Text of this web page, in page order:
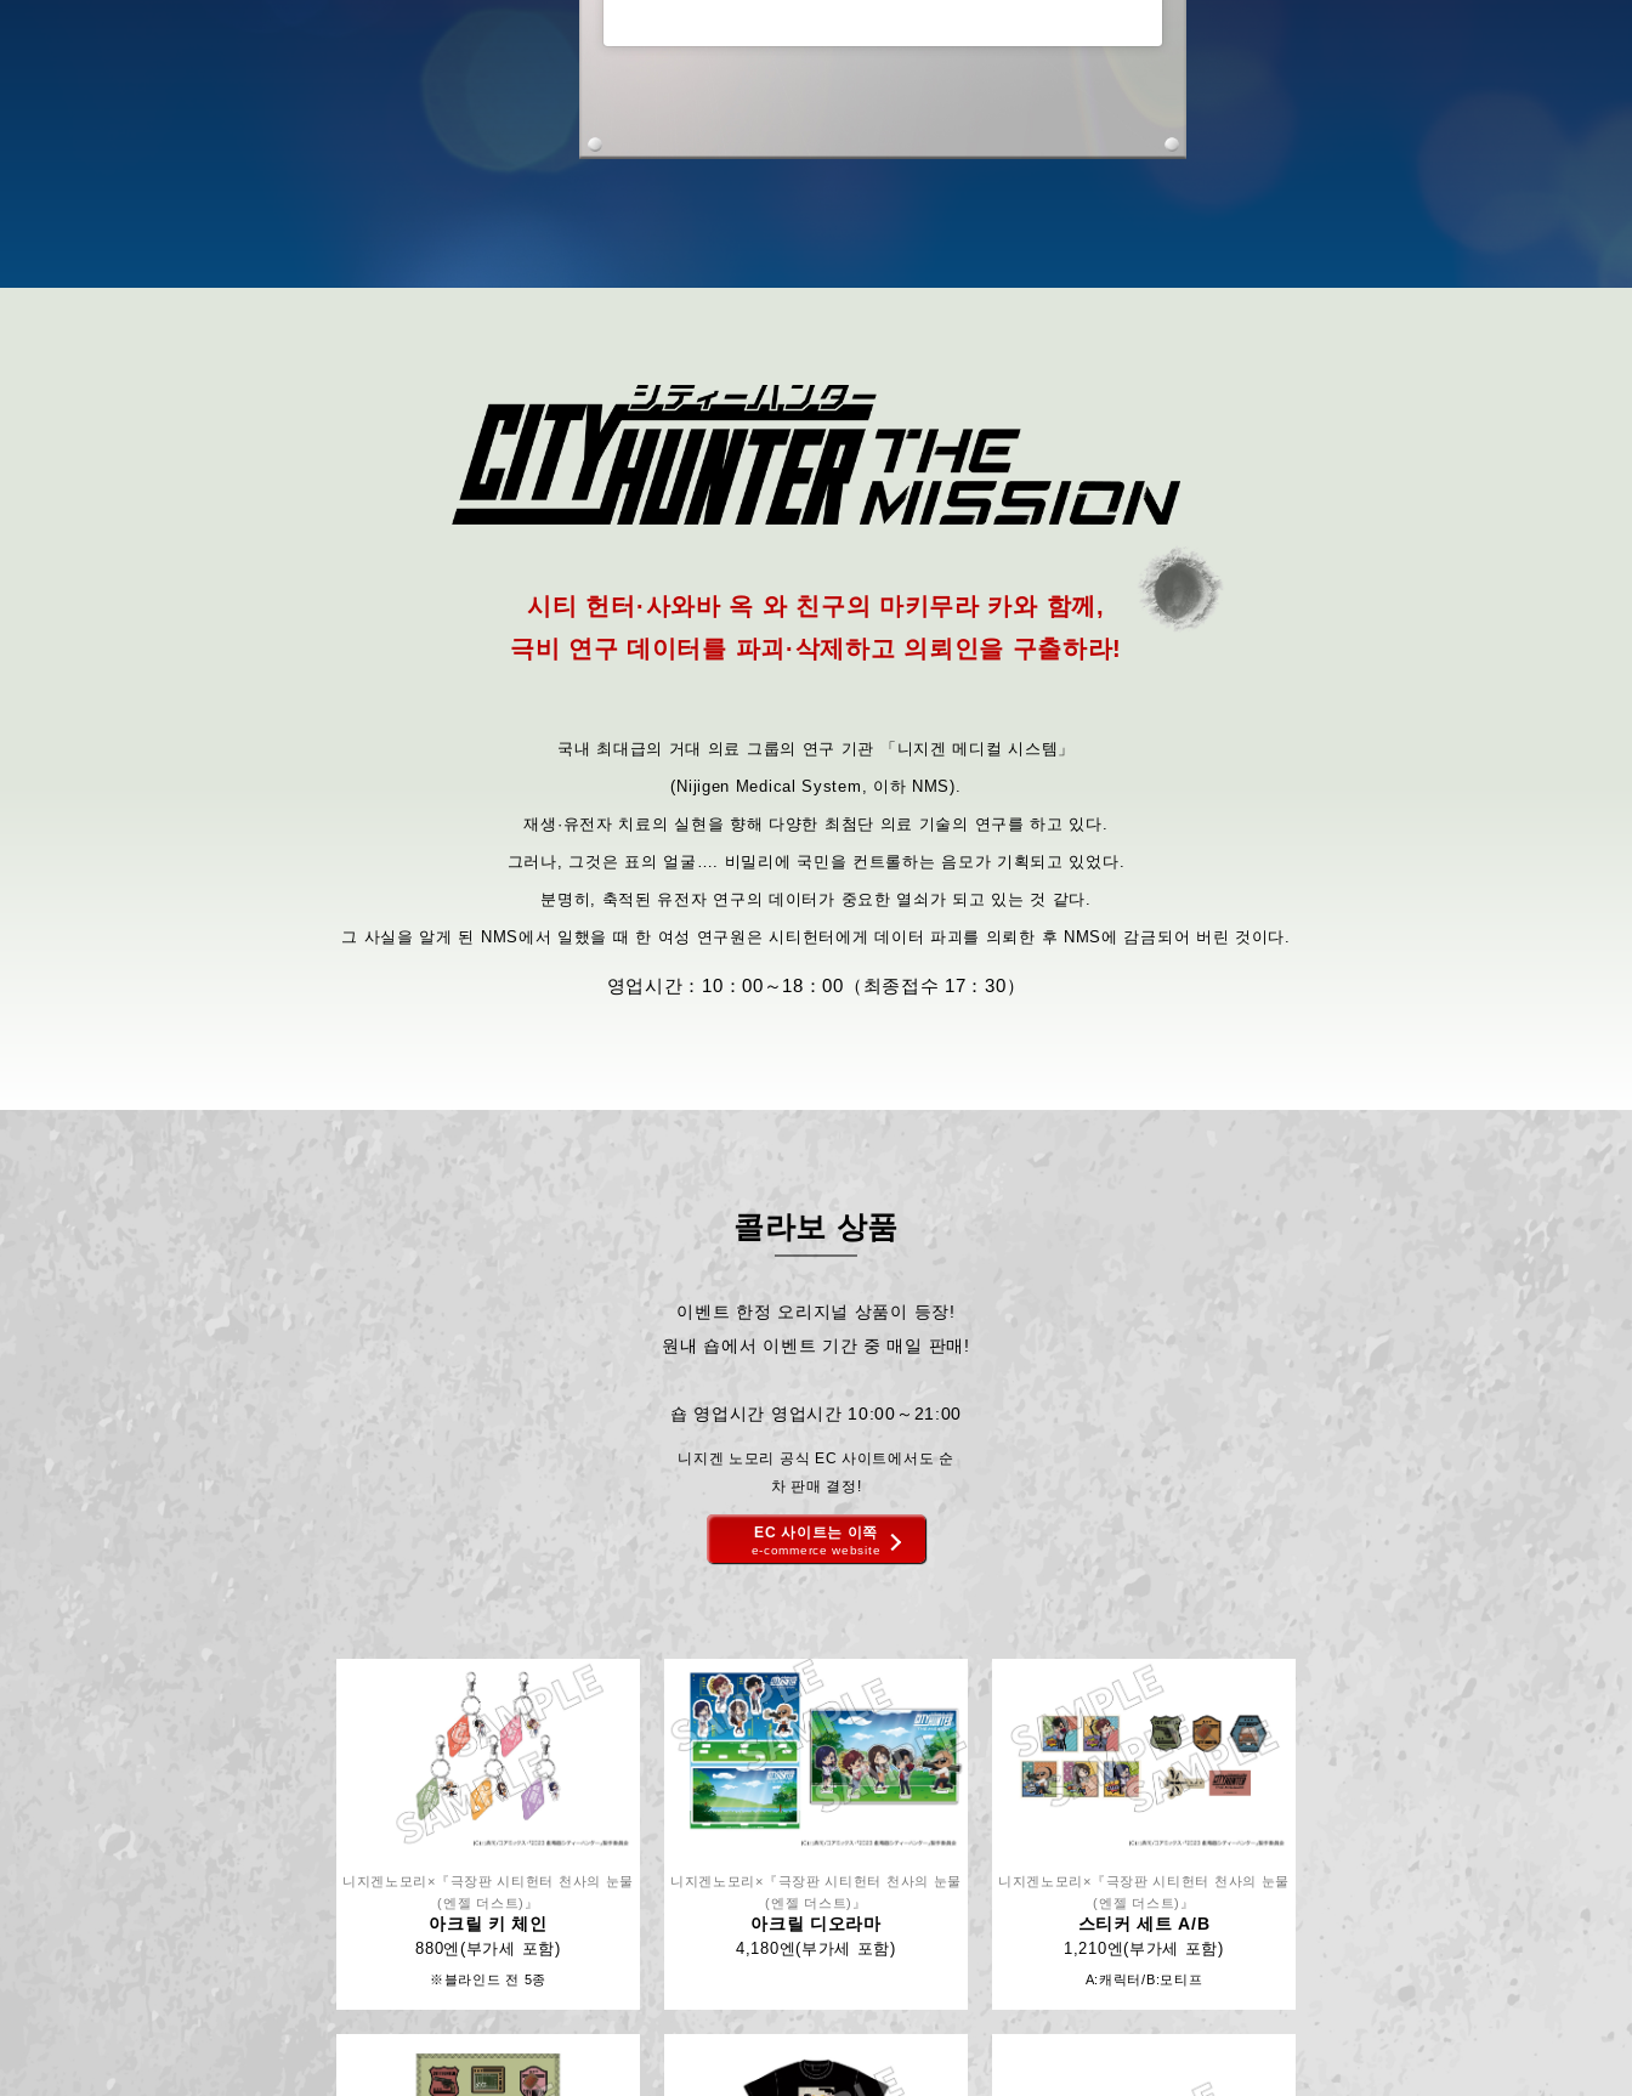
시티 헌터·사와바 옥 와 친구의 마키무라 카와 함께,
극비 연구 데이터를 파괴·삭제하고 의뢰인을 구출하라!
국내 최대급의 거대 의료 그룹의 연구 기관 「니지겐 메디컬 시스템」
(Nijigen Medical System, 이하 NMS).
재생·유전자 치료의 실현을 향해 다양한 최첨단 의료 기술의 연구를 하고 있다.
그러나, 그것은 표의 얼굴…. 비밀리에 국민을 컨트롤하는 음모가 기획되고 있었다.
분명히, 축적된 유전자 연구의 데이터가 중요한 열쇠가 되고 있는 것 같다.
그 사실을 알게 된 NMS에서 일했을 때 한 여성 연구원은 시티헌터에게 데이터 파괴를 의뢰한 후 NMS에 감금되어 버린 것이다.
영업시간：10：00～18：00（최종접수 17：30）
콜라보 상품
이벤트 한정 오리지널 상품이 등장!
원내 숍에서 이벤트 기간 중 매일 판매!
숍 영업시간 영업시간 10:00～21:00
니지겐 노모리 공식 EC 사이트에서도 순
차 판매 결정!
EC 사이트는 이쪽
e-commerce website
니지겐노모리×『극장판 시티헌터 천사의 눈물
(엔젤 더스트)』
아크릴 키 체인
880엔(부가세 포함)
※블라인드 전 5종
니지겐노모리×『극장판 시티헌터 천사의 눈물
(엔젤 더스트)』
아크릴 디오라마
4,180엔(부가세 포함)
니지겐노모리×『극장판 시티헌터 천사의 눈물
(엔젤 더스트)』
스티커 세트 A/B
1,210엔(부가세 포함)
A:캐릭터/B:모티프